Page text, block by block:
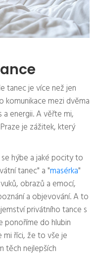
tanec je více než jen
komunikace mezi dvěma
energii. A věřte mi,
je zážitek, který
hýbe a jaké pocity to
tanec" a "masérka"
obrazů a emocí,
a objevování. A to
privátního tance s
ponoříme do hlubin
říci, že to vše je
těch nejlepších